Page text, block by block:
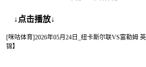
足球动态
篮球资讯
其他转播
↓点击播放↓
[咪咕体育]2026年05月24日_纽卡斯尔联VS富勒姆
锦】